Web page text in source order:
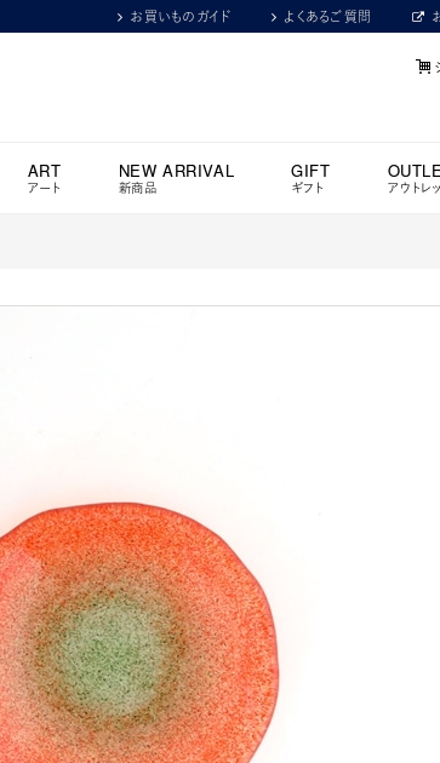
お買いものガイド よくあるご質問
ART
アート
NEW ARRIVAL
新商品
GIFT
ギフト アウトレ